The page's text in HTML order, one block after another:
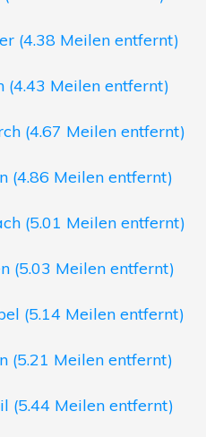
(4.38 Meilen entfernt)
(4.43 Meilen entfernt)
(4.67 Meilen entfernt)
(4.86 Meilen entfernt)
(5.01 Meilen entfernt)
(5.03 Meilen entfernt)
(5.14 Meilen entfernt)
(5.21 Meilen entfernt)
(5.44 Meilen entfernt)